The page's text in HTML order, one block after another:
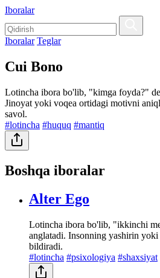
Iboralar
Iboralar Teglar
Cui Bono
Lotincha ibora bo'lib, "kimga foyda?"
Jinoyat yoki voqea ortidagi motivni
savol.
#lotincha #huquq #mantiq
Boshqa iboralar
Alter Ego
Lotincha ibora bo'lib, "ikkinchi
anglatadi. Insonning yashirin
bildiradi.
#lotincha #psixologiya #shaxsiyat